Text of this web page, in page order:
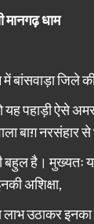
मानगढ़ धाम
बांसवाड़ा जिले
पहाड़ी ऐसे अमर
बाग़ नरसंहार
बहुल है।मुख्यतः
अशिक्षा,
लाभ उठाकर